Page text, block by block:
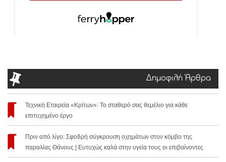
Δημοφιλή Άρθρα
Τεχνική Εταιρεία «Κρίτων»: Το σταθερό σας θεμέλιο για κάθε
επιτυχημένο έργο
Πριν από λίγο: Σφοδρή σύγκρουση οχημάτων στον κόμβο της
παραλίας Θάνους | Ευτυχώς καλά στην υγεία τους οι επιβαίνοντες